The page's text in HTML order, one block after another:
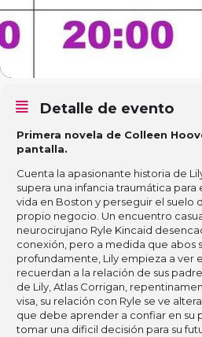
Detalle de evento
Primera novela de Colleen
pantalla.
Cuenta la apasionante historia de
supera una infancia traumática
vida en Boston y perseguir el suelo
propio negocio. Un encuentro
neurocirujano Ryle Kincaid
conexión, pero a medida que abos
profundamente, Lily empieza a ver
recuerdan a la relación de sus
de Lily, Atlas Corrigan,
visa, su relación con Ryle se ve
que debe aprender a confiar en su
tomar una dificil decisión para su